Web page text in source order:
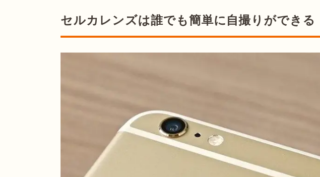
セルカレンズは誰でも簡単に自撮りができる